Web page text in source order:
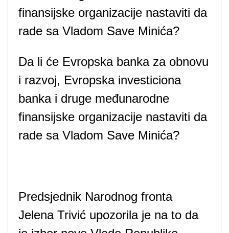
finansijske organizacije nastaviti da
rade sa Vladom Save Minića?
Da li će Evropska banka za obnovu
i razvoj, Evropska investiciona
banka i druge međunarodne
finansijske organizacije nastaviti da
rade sa Vladom Save Minića?
Predsjednik Narodnog fronta
Jelena Trivić upozorila je na to da